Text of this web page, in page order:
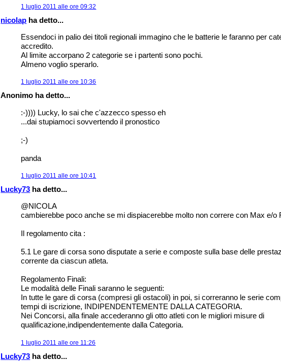
1 luglio 2011 alle ore 09:32
nicolap ha detto...
Essendoci in palio dei titoli regionali immagino che le batterie le faranno per
accredito.
Al limite accorpano 2 categorie se i partenti sono pochi.
Almeno voglio sperarlo.
1 luglio 2011 alle ore 10:36
Anonimo ha detto...
:-)))) Lucky, lo sai che c'azzecco spesso eh
...dai stupiamoci sovvertendo il pronostico
;-)
panda
1 luglio 2011 alle ore 10:41
Lucky73 ha detto...
@NICOLA
cambierebbe poco anche se mi dispiacerebbe molto non correre con Max e/o
Il regolamento cita :
5.1 Le gare di corsa sono disputate a serie e composte sulla base delle
corrente da ciascun atleta.
Regolamento Finali:
Le modalità delle Finali saranno le seguenti:
In tutte le gare di corsa (compresi gli ostacoli) in poi, si correranno le serie
tempi di iscrizione, INDIPENDENTEMENTE DALLA CATEGORIA.
Nei Concorsi, alla finale accederanno gli otto atleti con le migliori misure di
qualificazione,indipendentemente dalla Categoria.
1 luglio 2011 alle ore 11:26
Lucky73 ha detto...